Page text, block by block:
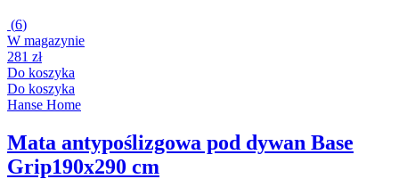
(6)
W magazynie
281 zł
Do koszyka
Do koszyka
Hanse Home
Mata antypoślizgowa pod dywan Base
Grip190x290 cm